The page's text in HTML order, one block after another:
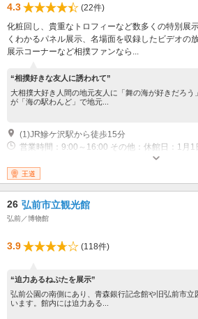
4.3
(22件)
化粧回し、貴重なトロフィーなど数多くの特別展
くわかるパネル展示、名場面を収録したビデオの
展示コーナーなど相撲ファンなら...
“相撲好きな友人に誘われて”
大相撲大好き人間の地元友人に「舞の海が好きだろ
が「海の駅わんど」で地元...
(1)JR鰺ケ沢駅から徒歩15分
営業時間：9:00～16:00 その他：休館日：1月
王道
26 弘前市立観光館
弘前／博物館
3.9 (118件)
“迫力あるねぷたを展示”
弘前公園の南側にあり、青森銀行記念館や旧弘前市立
います。館内には迫力ある...